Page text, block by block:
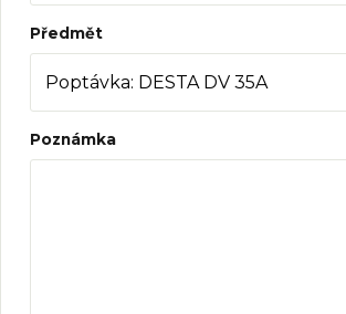
Předmět
Poznámka